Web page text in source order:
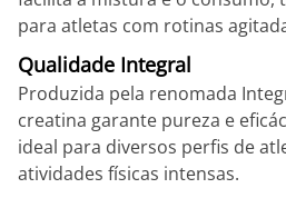
para atletas com rotinas
Qualidade Integral
Produzida pela renomada
creatina garante pureza e
ideal para diversos perfis de
atividades físicas intensas.